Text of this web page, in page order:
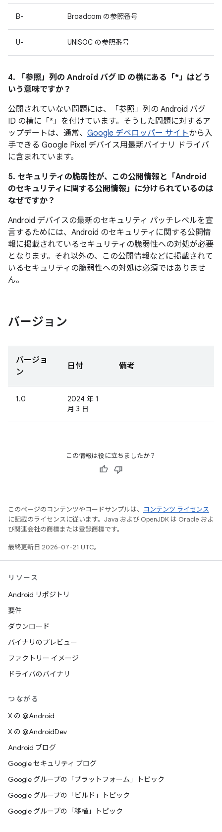
B- Broadcom の参照番号
U- UNISOC の参照番号
4. 「参照」 列の Android バグ ID の横にある「*」はどう
いう意味ですか？
公開されていない問題には、「参照」 列の Android バグ
ID の横に「*」を付けています。そうした問題に対するア
ップデートは、通常、 Google デベロッパー サイトから入
手できる Google Pixel デバイス用最新バイナリ ドライバ
に含まれています。
5. セキュリティの脆弱性が、この公開情報と「Android
のセキュリティに関する公開情報」に分けられているのは
なぜですか？
Android デバイスの最新のセキュリティ パッチレベルを宣
言するためには、Android のセキュリティに関する公開情
報に掲載されているセキュリティの脆弱性への対処が必要
となります。それ以外の、この公開情報などに掲載されて
いるセキュリティの脆弱性への対処は必須ではありませ
ん。
バージョン
バージョ
ン
日付 備考
1.0
2024 年 1
月 3 日
この情報は役に立ちましたか？
このページのコンテンツやコードサンプルは、
コンテンツ ライセンス
に記載のライセンスに従います。Java および OpenJDK は Oracle およ
び関連会社の商標または登録商標です。
最終更新日 2026-07-21 UTC。
リソース
Android リポジトリ
要件
ダウンロード
バイナリのプレビュー
ファクトリー イメージ
ドライバのバイナリ
つながる
X の @Android
X の @AndroidDev
Android ブログ
Google セキュリティ ブログ
Google グループの「プラットフォーム」トピック
Google グループの「ビルド」トピック
Google グループの「移植」トピック